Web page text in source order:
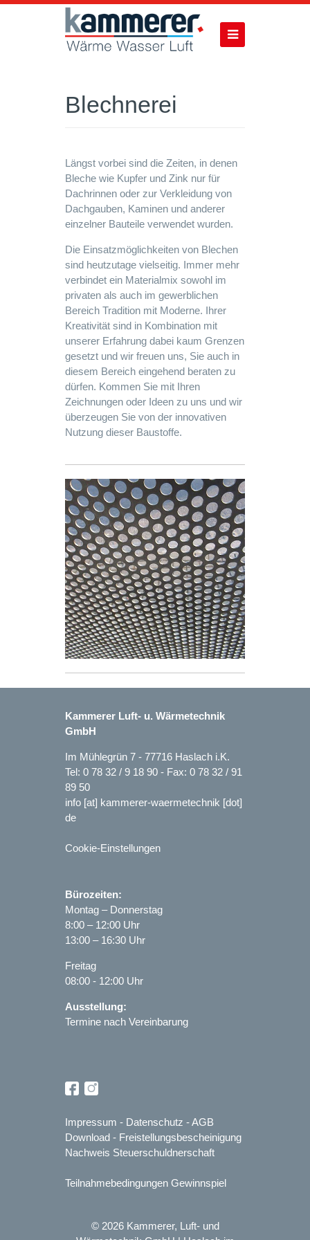
Blechnerei
Längst vorbei sind die Zeiten, in denen
Bleche wie Kupfer und Zink nur für
Dachrinnen oder zur Verkleidung von
Dachgauben, Kaminen und anderer
einzelner Bauteile verwendet wurden.
Die Einsatzmöglichkeiten von Blechen
sind heutzutage vielseitig. Immer mehr
verbindet ein Materialmix sowohl im
privaten als auch im gewerblichen
Bereich Tradition mit Moderne. Ihrer
Kreativität sind in Kombination mit
unserer Erfahrung dabei kaum Grenzen
gesetzt und wir freuen uns, Sie auch in
diesem Bereich eingehend beraten zu
dürfen. Kommen Sie mit Ihren
Zeichnungen oder Ideen zu uns und wir
überzeugen Sie von der innovativen
Nutzung dieser Baustoffe.
Kammerer Luft- u. Wärmetechnik
GmbH
Im Mühlegrün 7 - 77716 Haslach i.K.
Tel: 0 78 32 / 9 18 90 - Fax: 0 78 32 / 91
89 50
info [at] kammerer-waermetechnik [dot]
de
Cookie-Einstellungen
Bürozeiten:
Montag – Donnerstag
8:00 – 12:00 Uhr
13:00 – 16:30 Uhr
Freitag
08:00 - 12:00 Uhr
Ausstellung:
Termine nach Vereinbarung
Impressum - Datenschutz -AGB
Download - Freistellungsbescheinigung
Nachweis Steuerschuldnerschaft
Teilnahmebedingungen Gewinnspiel
© 2026 Kammerer, Luft- und